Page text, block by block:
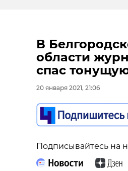
В
области
спас
20 января 2021, 21:06
Подписывайтесь на